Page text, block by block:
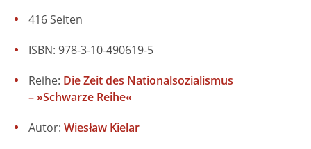
ISBN: 978-3-10-490619-5
416 Seiten
Reihe: Die Zeit des Nationalsozialismus
– »Schwarze Reihe«
Autor: Wiesław Kielar